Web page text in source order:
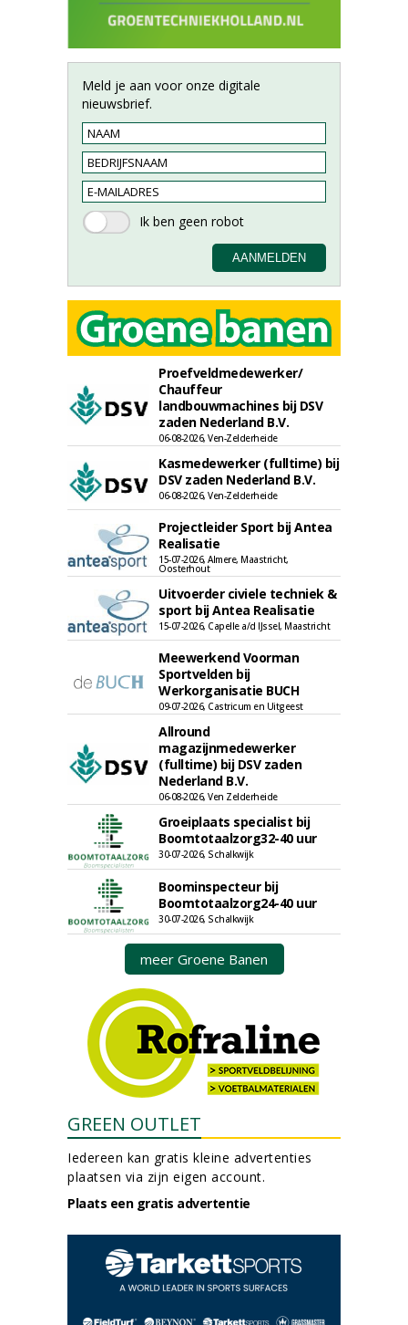
Meld je aan voor onze digitale
nieuwsbrief.
Proefveldmedewerker/
Chauffeur
landbouwmachines bij DSV
zaden Nederland B.V.
06-08-2026, Ven-Zelderheide
Kasmedewerker (fulltime) bij
DSV zaden Nederland B.V.
06-08-2026, Ven-Zelderheide
Projectleider Sport bij Antea
Realisatie
15-07-2026, Almere, Maastricht,
Oosterhout
Uitvoerder civiele techniek &
sport bij Antea Realisatie
15-07-2026, Capelle a/d IJssel, Maastricht
Meewerkend Voorman
Sportvelden bij
Werkorganisatie BUCH
09-07-2026, Castricum en Uitgeest
Allround
magazijnmedewerker
(fulltime) bij DSV zaden
Nederland B.V.
06-08-2026, Ven Zelderheide
Groeiplaats specialist bij
Boomtotaalzorg32-40 uur
30-07-2026, Schalkwijk
Boominspecteur bij
Boomtotaalzorg24-40 uur
30-07-2026, Schalkwijk
meer Groene Banen
GREEN OUTLET
Iedereen kan gratis kleine advertenties
plaatsen via zijn eigen account.
Plaats een gratis advertentie